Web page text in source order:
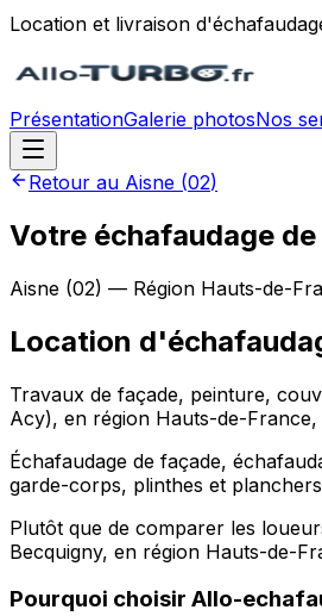
Location et livraison
PrésentationGalerie photosNos
Retour au Aisne (02)
Votre échafaudage
Aisne (02) — Région Hauts-de-
Location
Travaux de façade, peinture,
Acy), en région Hauts-de-
Échafaudage de façade,
garde-corps, plinthes et
Plutôt que de comparer les
Becquigny, en région Hauts-de-
Pourquoi choisir Allo-